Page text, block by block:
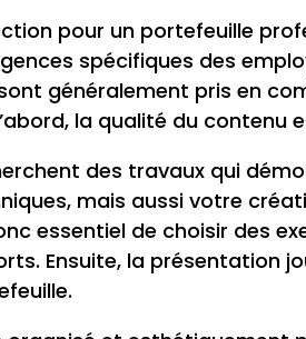
pour un portefeuille
spécifiques des
généralement pris en
la qualité du contenu
des travaux qui
mais aussi votre
essentiel de choisir des
Ensuite, la présentation